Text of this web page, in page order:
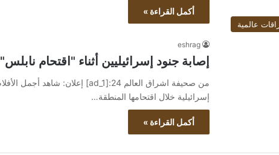
أكمل القراءة »
عالمية
eshrag
إصابة جنود إسرائيليين أثناء "اقتحام نابلس"
إسرائيلية خلال اقتحامها المنطقة…
أكمل القراءة »